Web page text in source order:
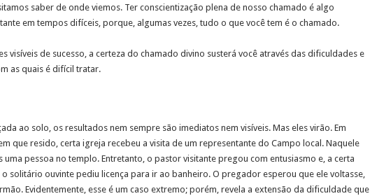
saber de onde viemos. Ter conscientização plena de nosso chamado é algo
em tempos difíceis, porque, algumas vezes, tudo o que você tem é o chamado.
visíveis de sucesso, a certeza do chamado divino susterá você através das dificuldades e
as quais é difícil tratar.
ao solo, os resultados nem sempre são imediatos nem visíveis. Mas eles virão. Em
que resido, certa igreja recebeu a visita de um representante do Campo local. Naquele
uma pessoa no templo. Entretanto, o pastor visitante pregou com entusiasmo e, a certa
o solitário ouvinte pediu licença para ir ao banheiro. O pregador esperou que ele voltasse,
Evidentemente, esse é um caso extremo; porém, revela a extensão da dificuldade que